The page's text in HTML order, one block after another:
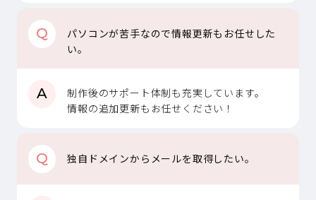
Q
パソコンが苦手なので情報更新もお任せした
い。
A
制作後のサポート体制も充実しています。
情報の追加更新もお任せください！
Q 独自ドメインからメールを取得したい。